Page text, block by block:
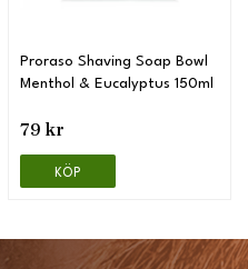
Proraso Shaving Soap Bowl
Menthol & Eucalyptus 150ml
79 kr
KÖP